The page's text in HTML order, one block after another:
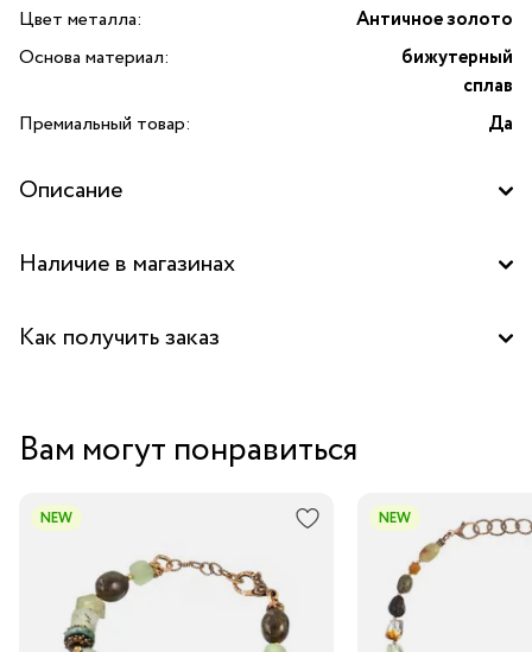
Цвет металла:
Античное золото
Основа материал:
бижутерный
сплав
Премиальный товар:
Да
Описание
Наличие в магазинах
Бутик "La Nature" в ТД "Дружба", Москва
Как получить заказ
Курьером за 1-2 дня
В пункт выдачи заказов Boxberry
Транспортной компанией по России
Подробнее о сроках доставки
Вам могут понравиться
NEW NEW